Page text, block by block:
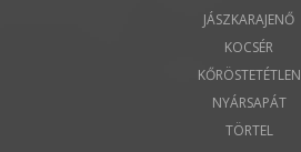
JÁSZKARAJENŐ
KOCSÉR
KŐRÖSTETÉTLEN
NYÁRSAPÁT
TÖRTEL